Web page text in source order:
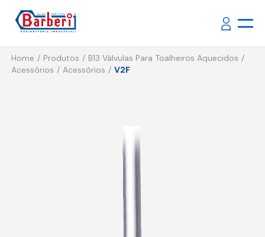
Home Produtos
B13 Válvulas Para Toalheiros Aquecidos
Acessórios
Acessórios V2F